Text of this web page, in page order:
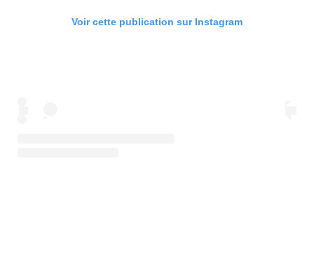
Voir cette publication sur Instagram